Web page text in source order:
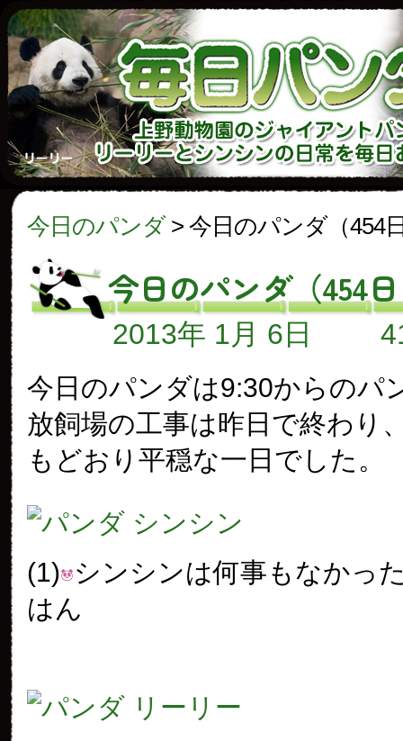
今日のパンダ> 今日のパンダ（454
今日のパンダ（454
2013年 1月 6日
今日のパンダは9:30からのパ
放飼場の工事は昨日で終わり
もどおり平穏な一日でした。
(1) シンシンは何事もなかっ
はん